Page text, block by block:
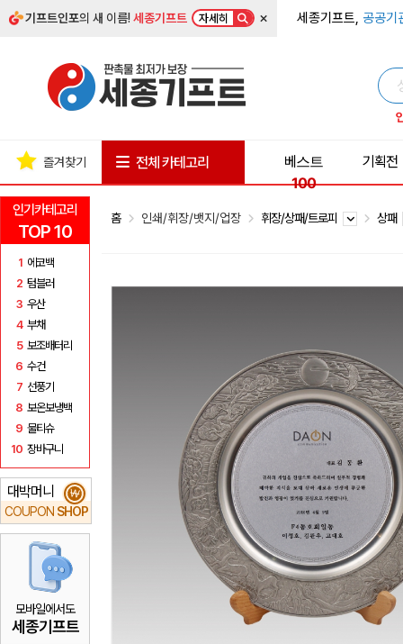
기프트인포의 새 이름!세종기프트 자세히 × 세종기프트, 공공기
인기카테고리
TOP 10
1 에코백
2 텀블러
3 우산
4 부채
5 보조배터리
6 수건
7 선풍기
8 보온보냉백
9 물티슈
10 장바구니
대박머니
COUPON SHOP
₩
모바일에서도
세종기프트
즐겨찾기 전체 카테고리
베스트
100
기획전
홈 인쇄/휘장/뱃지/업장 휘장/상패/트로피 상패